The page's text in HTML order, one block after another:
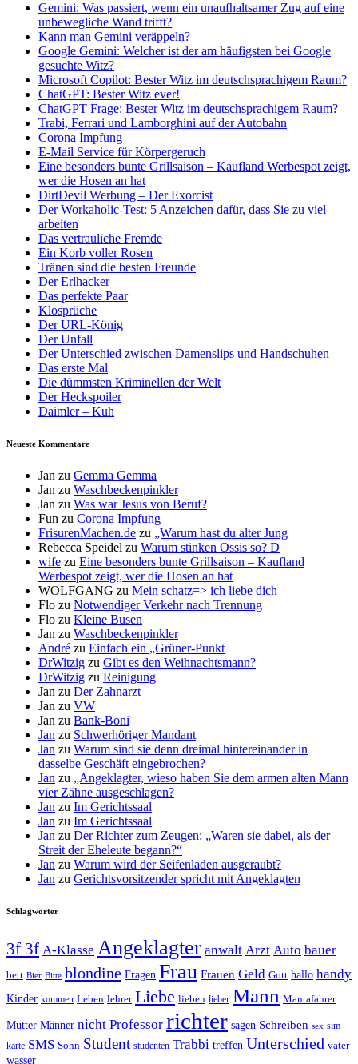
Gemini: Was passiert, wenn ein unaufhaltsamer Zug auf eine
unbewegliche Wand trifft?
Kann man Gemini veräppeln?
Google Gemini: Welcher ist der am häufigsten bei Google
gesuchte Witz?
Microsoft Copilot: Bester Witz im deutschsprachigem Raum?
ChatGPT: Bester Witz ever!
ChatGPT Frage: Bester Witz im deutschsprachigem Raum?
Trabi, Ferrari und Lamborghini auf der Autobahn
Corona Impfung
E-Mail Service für Körpergeruch
Eine besonders bunte Grillsaison – Kaufland Werbespot zeigt,
wer die Hosen an hat
DirtDevil Werbung – Der Exorcist
Der Workaholic-Test: 5 Anzeichen dafür, dass Sie zu viel
arbeiten
Das vertrauliche Fremde
Ein Korb voller Rosen
Tränen sind die besten Freunde
Der Erlhacker
Das perfekte Paar
Klosprüche
Der URL-König
Der Unfall
Der Unterschied zwischen Damenslips und Handschuhen
Das erste Mal
Die dümmsten Kriminellen der Welt
Der Heckspoiler
Daimler – Kuh
Neueste Kommentare
Jan zu Gemma Gemma
Jan zu Waschbeckenpinkler
Jan zu Was war Jesus von Beruf?
Fun zu Corona Impfung
FrisurenMachen.de zu „Warum hast du alter Jung
Rebecca Speidel zu Warum stinken Ossis so? D
wife zu Eine besonders bunte Grillsaison – Kaufland
Werbespot zeigt, wer die Hosen an hat
WOLFGANG zu Mein schatz=> ich liebe dich
Flo zu Notwendiger Verkehr nach Trennung
Flo zu Kleine Busen
Jan zu Waschbeckenpinkler
André zu Einfach ein „Grüner-Punkt
DrWitzig zu Gibt es den Weihnachtsmann?
DrWitzig zu Reinigung
Jan zu Der Zahnarzt
Jan zu VW
Jan zu Bank-Boni
Jan zu Schwerhöriger Mandant
Jan zu Warum sind sie denn dreimal hintereinander in
dasselbe Geschäft eingebrochen?
Jan zu „Angeklagter, wieso haben Sie dem armen alten Mann
vier Zähne ausgeschlagen?
Jan zu Im Gerichtssaal
Jan zu Im Gerichtssaal
Jan zu Der Richter zum Zeugen: „Waren sie dabei, als der
Streit der Eheleute begann?“
Jan zu Warum wird der Seifenladen ausgeraubt?
Jan zu Gerichtsvorsitzender spricht mit Angeklagten
Schlagwörter
3f 3f A-Klasse Angeklagter anwalt Arzt Auto bauer
bett Bier Bitte blondine Fragen Frau Frauen Geld Gott hallo handy
Kinder kommen Leben lehrer Liebe lieben lieber Mann Mantafahrer
Mutter Männer nicht Professor richter sagen Schreiben sex sim
karte SMS Sohn Student studenten Trabbi treffen Unterschied vater
wasser